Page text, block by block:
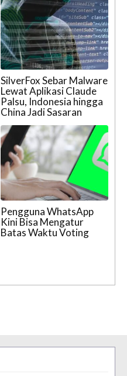
SilverFox Sebar Malware
Lewat Aplikasi Claude
Palsu, Indonesia hingga
China Jadi Sasaran
Pengguna WhatsApp
Kini Bisa Mengatur
Batas Waktu Voting